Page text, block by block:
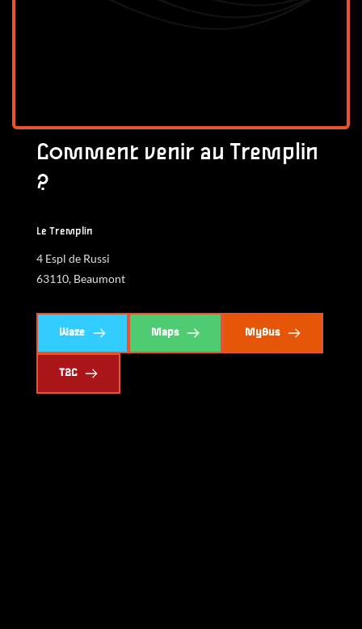
Comment venir au Tremplin
?
Le Tremplin
4 Espl de Russi
63110, Beaumont
Waze Maps MyBus
T2C